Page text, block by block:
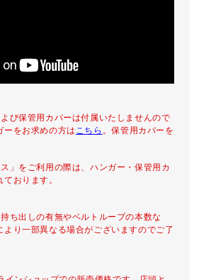
び保管用カバーは付属いたしませんので
ーをお求めの方は こちら 。保管用カバーを
」をご利用の際は、ハンガー・保管用カ
おります。
ち出しの有無やベルトループの本数な
より一部異なる場合がございますのでご了